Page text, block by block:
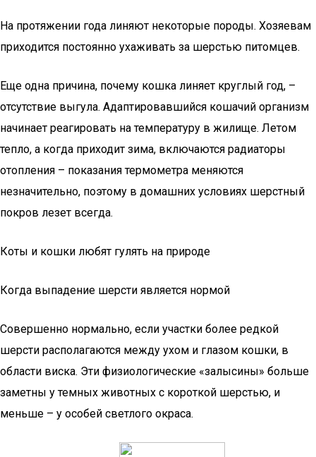
На протяжении года линяют некоторые породы. Хозяевам
приходится постоянно ухаживать за шерстью питомцев.
Еще одна причина, почему кошка линяет круглый год, –
отсутствие выгула. Адаптировавшийся кошачий организм
начинает реагировать на температуру в жилище. Летом
тепло, а когда приходит зима, включаются радиаторы
отопления – показания термометра меняются
незначительно, поэтому в домашних условиях шерстный
покров лезет всегда.
Коты и кошки любят гулять на природе
Когда выпадение шерсти является нормой
Совершенно нормально, если участки более редкой
шерсти располагаются между ухом и глазом кошки, в
области виска. Эти физиологические «залысины» больше
заметны у темных животных с короткой шерстью, и
меньше – у особей светлого окраса.